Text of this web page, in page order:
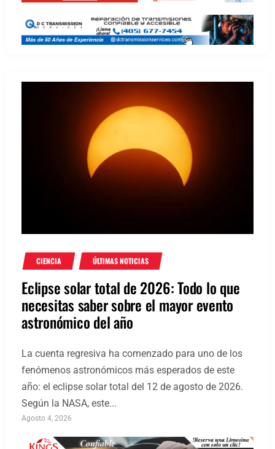
CIENCIA ÚLTIMAS NOTICIAS
Eclipse solar total de 2026: Todo lo que
necesitas saber sobre el mayor evento
astronómico del año
La cuenta regresiva ha comenzado para uno de los
fenómenos astronómicos más esperados de este
año: el eclipse solar total del 12 de agosto de 2026.
Según la NASA, este...
Agosto 4, 2026